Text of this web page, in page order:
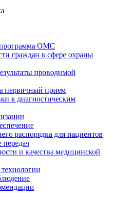
программа ОМС
граждан в сфере охраны
проводимой
первичный прием
к диагностическим
распорядка для пациентов
и качества медицинской